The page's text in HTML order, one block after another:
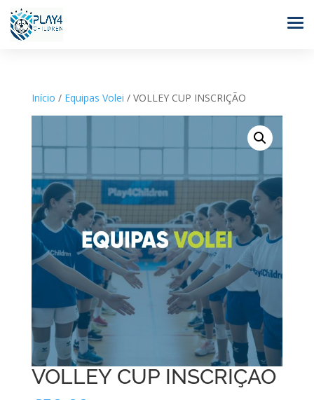
Início / Equipas Volei / VOLLEY CUP INSCRIÇÃO
VOLLEY CUP INSCRIÇÃO